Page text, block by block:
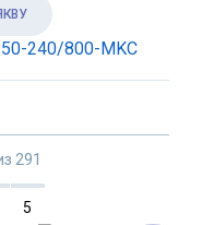
240/800-MKC
291
5